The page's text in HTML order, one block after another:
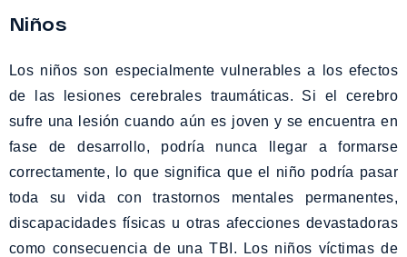
Niños
Los niños son especialmente vulnerables a los efectos
de las lesiones cerebrales traumáticas. Si el cerebro
sufre una lesión cuando aún es joven y se encuentra en
fase de desarrollo, podría nunca llegar a formarse
correctamente, lo que significa que el niño podría pasar
toda su vida con trastornos mentales permanentes,
discapacidades físicas u otras afecciones devastadoras
como consecuencia de una TBI. Los niños víctimas de